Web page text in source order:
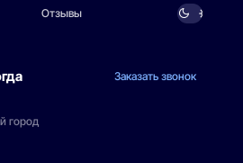
Отзывы
Заказать звонок
город